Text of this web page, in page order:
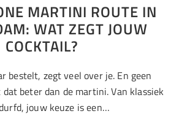
MARTINI ROUTE IN
WAT ZEGT JOUW
COCKTAIL?
bestelt, zegt veel over je. En geen
beter dan de martini. Van klassiek
jouw keuze is een…